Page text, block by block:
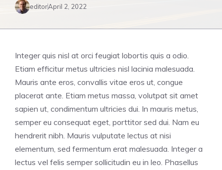
editorApril 2, 2022
Integer quis nisl at orci feugiat lobortis quis a odio.
Etiam efficitur metus ultricies nisl lacinia malesuada.
Mauris ante eros, convallis vitae eros ut, congue
placerat ante. Etiam metus massa, volutpat sit amet
sapien ut, condimentum ultricies dui. In mauris metus,
semper eu consequat eget, porttitor sed dui. Nam eu
hendrerit nibh. Mauris vulputate lectus at nisi
elementum, sed fermentum erat malesuada. Integer a
lectus vel felis semper sollicitudin eu in leo. Phasellus